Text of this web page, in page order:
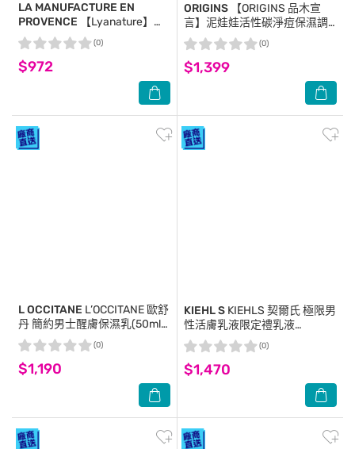
LA MANUFACTURE EN
PROVENCE 【Lyanature】李
英愛親研LYA 臉部保濕輕質乳
70g 公司貨
$972
(0)
ORIGINS 【ORIGINS 品木宣
言】泥娃娃活性碳淨痘保濕調
理乳50ml 公司貨
$1,399
(0)
L OCCITANE L’OCCITANE 歐舒
丹 簡約男士醒膚保濕乳(50ml)-
專櫃公司貨
$1,190
(0)
KIEHL S KIEHLS 契爾氏 極限男
性活膚乳液限定禮乳液
(125ml)+手工編織鑰匙扣-國際
航空版
$1,470
(0)